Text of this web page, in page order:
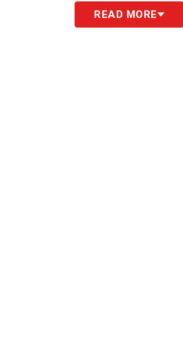
READ MORE